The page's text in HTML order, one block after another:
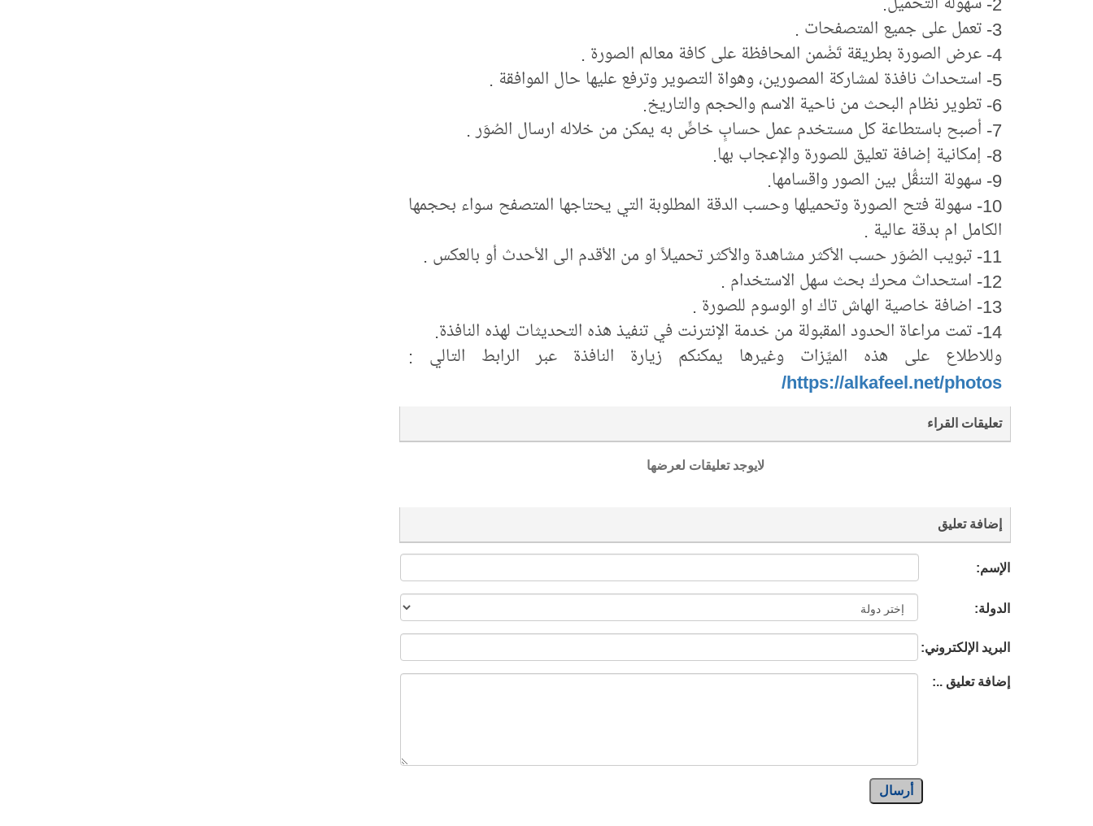
3- تعمل على جميع المتصفحات .
4- عرض الصورة بطريقة تَضْمن المحافظة على كافة معالم الصورة .
5- استحداث نافذة لمشاركة المصورين، وهواة التصوير وترفع عليها حال الموافقة .
6- تطوير نظام البحث من ناحية الاسم والحجم والتاريخ.
7- أصبح باستطاعة كل مستخدم عمل حسابٍ خاصٍّ به يمكن من خلاله ارسال الصُوَر .
8- إمكانية إضافة تعليق للصورة والإعجاب بها.
9- سهولة التنقُّل بين الصور واقسامها.
10- سهولة فتح الصورة وتحميلها وحسب الدقة المطلوبة التي يحتاجها المتصفح سواء بحجمها
الكامل ام بدقة عالية .
11- تبويب الصُوَر حسب الأكثر مشاهدة والأكثر تحميلاً او من الأقدم الى الأحدث أو بالعكس .
12- استحداث محرك بحث سهل الاستخدام .
13- اضافة خاصية الهاش تاك او الوسوم للصورة .
14- تمت مراعاة الحدود المقبولة من خدمة الإنترنت في تنفيذ هذه التحديثات لهذه النافذة.
وللاطلاع على هذه الميِّزات وغيرها يمكنكم زيارة النافذة عبر الرابط التالي :
https://alkafeel.net/photos/
تعليقات القراء
لايوجد تعليقات لعرضها
إضافة تعليق
الإسم:
الدولة:
البريد الإلكتروني:
إضافة تعليق ..:
أرسال